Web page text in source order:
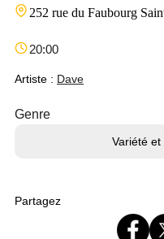
252 rue du Faubourg
20:00
Artiste : Dave
Genre
Variété
Partagez